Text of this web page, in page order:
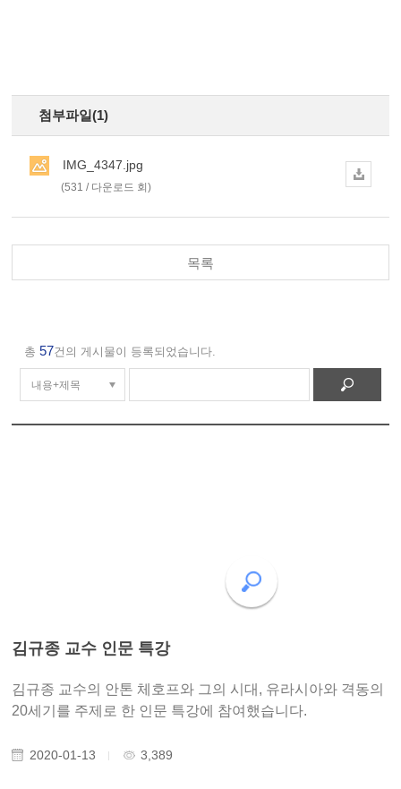
첨부파일(1)
IMG_4347.jpg
(531 / 다운로드 회)
목록
총57건의 게시물이 등록되었습니다.
김규종 교수 인문 특강
김규종 교수의 안톤 체호프와 그의 시대, 유라시아와 격동의
20세기를 주제로 한 인문 특강에 참여했습니다.
2020-01-13 3,389